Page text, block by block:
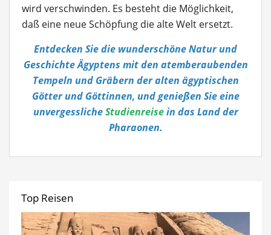
wird verschwinden. Es besteht die Möglichkeit,
daß eine neue Schöpfung die alte Welt ersetzt.
Entdecken Sie die wunderschöne Natur und
Geschichte Ägyptens mit den atemberaubenden
Tempeln und Gräbern der alten ägyptischen
Götter und Göttinnen, und genießen Sie eine
unvergesslicheStudienreisein das Land der
Pharaonen.
Top Reisen